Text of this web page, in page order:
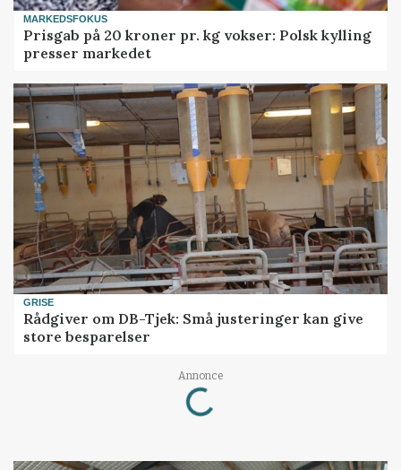
MARKEDSFOKUS
Prisgab på 20 kroner pr. kg vokser: Polsk kylling
presser markedet
GRISE
Rådgiver om DB-Tjek: Små justeringer kan give
store besparelser
Annonce
Loading...